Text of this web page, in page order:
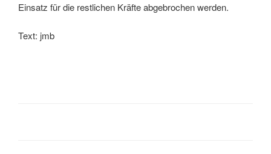
Einsatz für die restlichen Kräfte abgebrochen werden.
Text: jmb